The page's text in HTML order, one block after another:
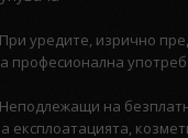
При уредите, изрично
професионална
Неподлежащи на
експлоатацията,